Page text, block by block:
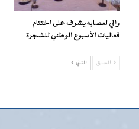
والي لعصابه يشرف على اختتام
فعاليات الأسبوع الوطني للشجرة
السابق التالي